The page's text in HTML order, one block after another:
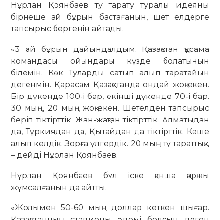
Нұрлан Қоянбаев ту тарату туралы идеяны
бірнеше ай бұрын бастағанын, шет елдерге
тапсырыс бергенін айтады.
«3 ай бұрын дайындалдым. Қазақстан құрама
командасы ойындары күзде болатынын
білемін. Көк Туларды сатып алып таратайын
дегенмін. Қарасам Қазақстанда ондай жоқ екен.
Бір дүкенде 100-і бар, екінші дүкенде 70-і бар.
30 мың, 20 мың жоқ екен. Шетелден тапсырыс
беріп тіктірттік. Жан-жақтан тіктірттік. Алматыдан
да, Түркиядан да, Қытайдан да тіктірттік. Кеше
алып келдік. Зорға үлгердік. 20 мың ту тараттық»,
– дейді Нұрлан Қоянбаев.
Нұрлан Қоянбаев бұл іске қанша қаржы
жұмсалғанын да айтты.
«Жолымен 50-60 мың доллар кеткен шығар.